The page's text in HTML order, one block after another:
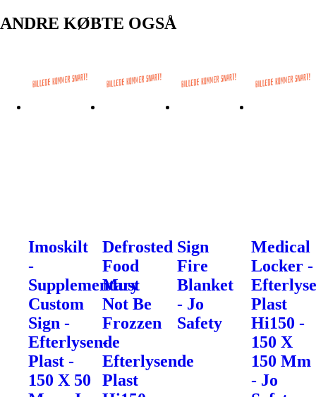
ANDRE KØBTE OGSÅ
Imoskilt
-
Supplementary
Custom
Sign -
Efterlysende
Plast -
150 X 50
Defrosted
Food
Must
Not Be
Frozzen
-
Efterlysende
Plast
Sign
Fire
Blanket
- Jo
Safety
Medical
Locker -
Plast
Hi150 -
150 X
150 Mm
- Jo